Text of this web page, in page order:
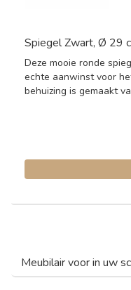
Spiegel Zwart, Ø 29
Deze mooie ronde
echte aanwinst voor
behuizing is gemaakt
Meubilair voor in uw